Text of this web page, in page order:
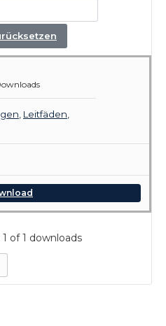
Leitfäden
of 1 downloads